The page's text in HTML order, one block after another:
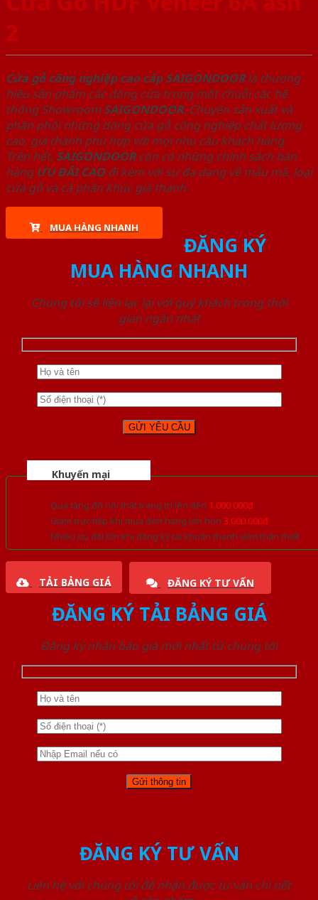
2
Cửa gỗ công nghiệp cao cấp SAIGONDOORlà thương
hiệu sản phẩm các dòng cửa trong một chuỗi các hệ
thống Showroom SAIGONDOOR. Chuyên sản xuất và
phân phối những dòng cửa gỗ công nghiệp chất lượng
cao, giá thành phù hợp với mọi nhu cầu khách hàng.
Trên hết, SAIGONDOORcòn có những chính sách bán
hàng ƯU ĐÃI CAOđi kèm với sự đa dạng về mẫu mã, loại
cửa gỗ và cả phân khúc giá thành.
MUA HÀNG NHANH
ĐĂNG KÝ
MUA HÀNG NHANH
Chúng tôi sẽ liên lạc lại với quý khách trong thời
gian ngắn nhất
Khuyến mại
Quà tặng đồ nội thất trang trí lên đến 1.000.000đ
Giảm trực tiếp khi mua đơn hàng lớn hơn 3.000.000đ
Nhiều ưu đãi lớn khi đăng ký tài khoản thành viên thân thiết
TẢI BẢNG GIÁ ĐĂNG KÝ TƯ VẤN
ĐĂNG KÝ TẢI BẢNG GIÁ
Đăng ký nhận báo giá mới nhất từ chúng tôi
ĐĂNG KÝ TƯ VẤN
Liên hệ với chúng tôi để nhận được tư vấn chi tiết